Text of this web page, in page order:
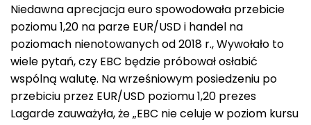
Niedawna aprecjacja euro spowodowała przebicie
poziomu 1,20 na parze EUR/USD i handel na
poziomach nienotowanych od 2018 r., Wywołało to
wiele pytań, czy EBC będzie próbował osłabić
wspólną walutę. Na wrześniowym posiedzeniu po
przebiciu przez EUR/USD poziomu 1,20 prezes
Lagarde zauważyła, że „EBC nie celuje w poziom kursu